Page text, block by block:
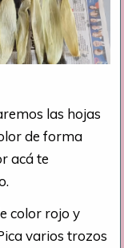
las hojas
de forma
acá te
color rojo y
varios trozos